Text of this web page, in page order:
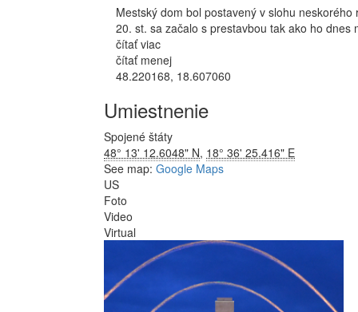
Mestský dom bol postavený v slohu
20. st. sa začalo s prestavbou tak ako ho dnes
čítať viac
čítať menej
48.220168, 18.607060
Umiestnenie
Spojené štáty
48° 13' 12.6048" N, 18° 36' 25.416" E
See map: Google Maps
US
Foto
Video
Virtual